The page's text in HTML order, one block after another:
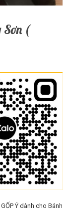
Sơn (
Ý dành cho Bánh